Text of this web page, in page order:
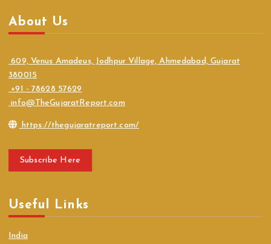
About Us
609, Venus Amadeus, Jodhpur Village, Ahmedabad, Gujarat
380015
+91 - 78628 57629
info@TheGujaratReport.com
https://thegujaratreport.com/
Subscribe Here
Useful Links
India